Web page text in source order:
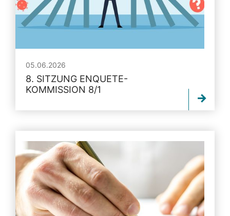
05.06.2026
8. SITZUNG ENQUETE-
KOMMISSION 8/1